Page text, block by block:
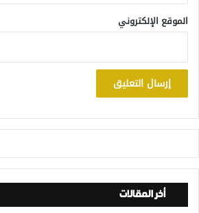
الموقع الإلكتروني
أخر المقالات